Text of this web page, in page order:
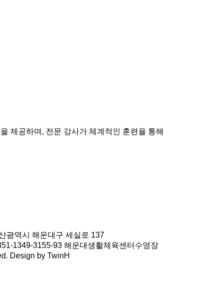
제공하며, 전문 강사가 체계적인 훈련을 통해
광역시 해운대구 세실로 137
1349-3155-93 해운대생활체육센터수영장
Design by TwinH